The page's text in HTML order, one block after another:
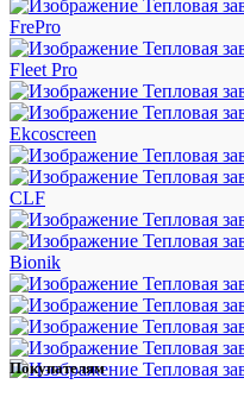
FrePro
Fleet Pro
Ekcoscreen
CLF
Bionik
Покупателям